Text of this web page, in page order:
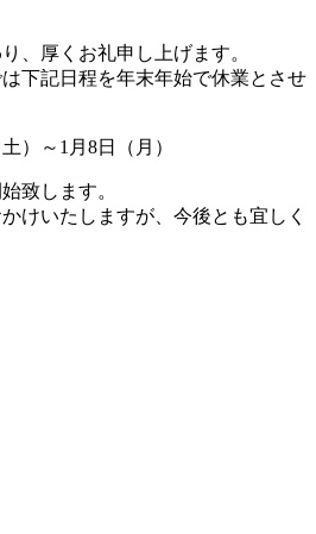
、厚くお礼申し上げます。
下記日程を年末年始で休業とさせ
）～1月8日（月）
致します。
けいたしますが、今後とも宜しく